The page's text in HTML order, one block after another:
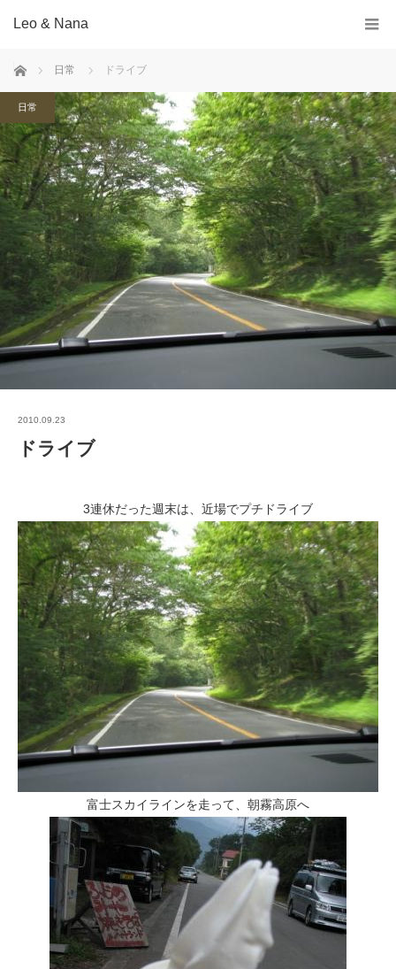
Leo & Nana
ホーム 日常 ドライブ
日常
2010.09.23
ドライブ
3連休だった週末は、近場でプチドライブ
富士スカイラインを走って、朝霧高原へ